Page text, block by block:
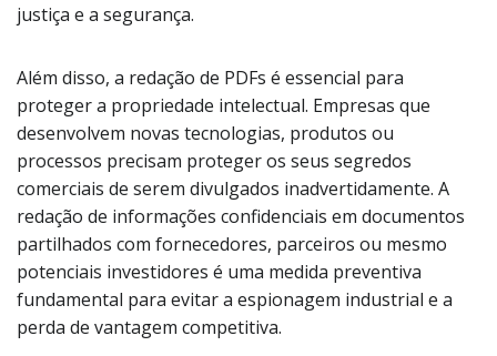
justiça e a segurança.
Além disso, a redação de PDFs é essencial para
proteger a propriedade intelectual. Empresas que
desenvolvem novas tecnologias, produtos ou
processos precisam proteger os seus segredos
comerciais de serem divulgados inadvertidamente. A
redação de informações confidenciais em documentos
partilhados com fornecedores, parceiros ou mesmo
potenciais investidores é uma medida preventiva
fundamental para evitar a espionagem industrial e a
perda de vantagem competitiva.